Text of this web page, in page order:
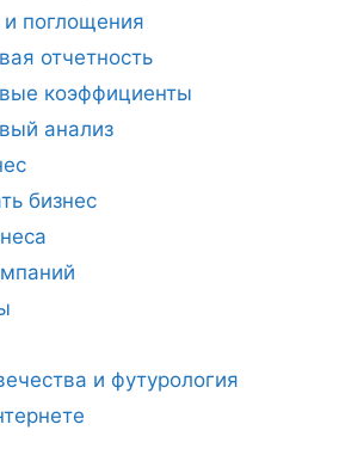
поглощения
отчетность
коэффициенты
анализ
бизнес
и футурология